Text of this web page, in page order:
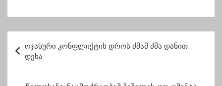
ო
ს
ოჯახური კონფლიქტის დროს ძმამ ძმა დანით
დეხა